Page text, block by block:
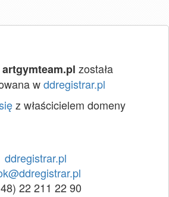
artgymteam.pl została
wddregistrar.pl
z właścicielem domeny
ddregistrar.pl
22 211 22 90